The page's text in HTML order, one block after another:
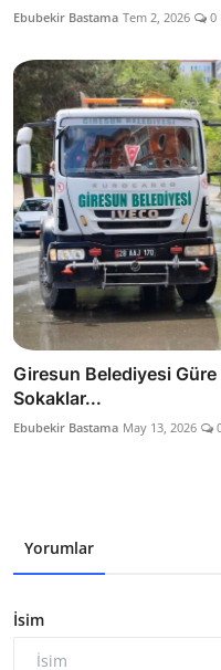
Ebubekir Bastama Tem 2, 2026 0
Giresun Belediyesi
Sokaklar...
Ebubekir Bastama May 13, 2026
Yorumlar
İsim